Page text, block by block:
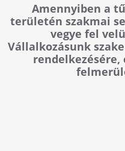
Amennyiben a
területén szakmai
vegye fel
Vállalkozásunk